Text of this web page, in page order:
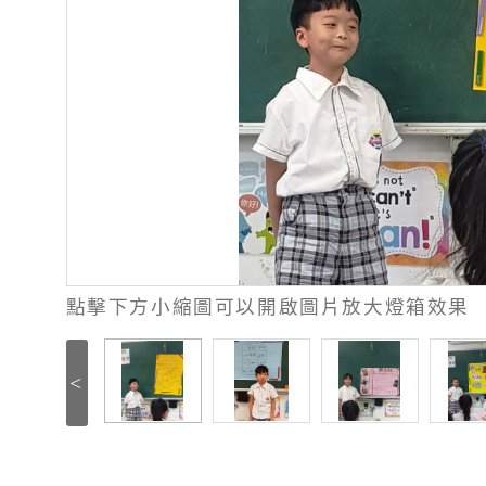
點擊下方小縮圖可以開啟圖片放大燈箱效果
<